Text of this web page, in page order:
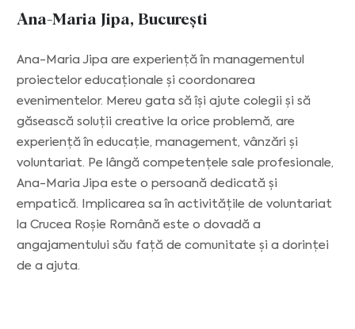
Ana-Maria Jipa, București
Ana-Maria Jipa are experiență în managementul
proiectelor educaționale și coordonarea
evenimentelor. Mereu gata să își ajute colegii și să
găsească soluții creative la orice problemă, are
experiență în educație, management, vânzări și
voluntariat. Pe lângă competențele sale profesionale,
Ana-Maria Jipa este o persoană dedicată și
empatică. Implicarea sa în activitățile de voluntariat
la Crucea Roșie Română este o dovadă a
angajamentului său față de comunitate și a dorinței
de a ajuta.